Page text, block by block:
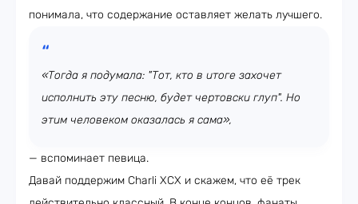
понимала, что содержание оставляет желать лучшего.
«Тогда я подумала: "Тот, кто в итоге захочет
исполнить эту песню, будет чертовски глуп". Но
этим человеком оказалась я сама»,
— вспоминает певица.
Давай поддержим Charli XCX и скажем, что её трек